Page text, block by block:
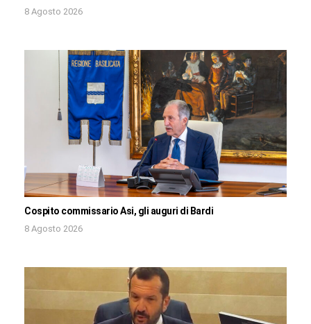
8 Agosto 2026
Cospito commissario Asi, gli auguri di Bardi
8 Agosto 2026